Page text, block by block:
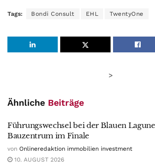
Tags: Bondi Consult EHL TwentyOne
>
Ähnliche Beiträge
Führungswechsel bei der Blauen
Bauzentrum im Finale
von Onlineredaktion immobilien investment
10. AUGUST 2026